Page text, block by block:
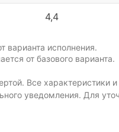
4,4
варианта исполнения.
от базового варианта.
Все характеристики
уведомления. Для